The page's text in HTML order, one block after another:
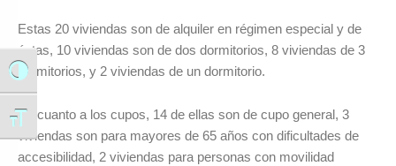
Alternar alto contraste
Alternar tamaño de letra
Estas 20 viviendas son de alquiler en régimen especial y de
éstas, 10 viviendas son de dos dormitorios, 8 viviendas de 3
dormitorios, y 2 viviendas de un dormitorio.
En cuanto a los cupos, 14 de ellas son de cupo general, 3
viviendas son para mayores de 65 años con dificultades de
accesibilidad, 2 viviendas para personas con movilidad